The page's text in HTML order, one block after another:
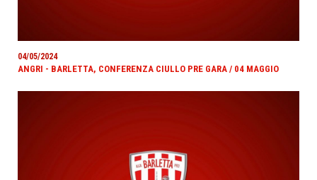
04/05/2024
ANGRI - BARLETTA, CONFERENZA CIULLO PRE GARA / 04 MAGGIO